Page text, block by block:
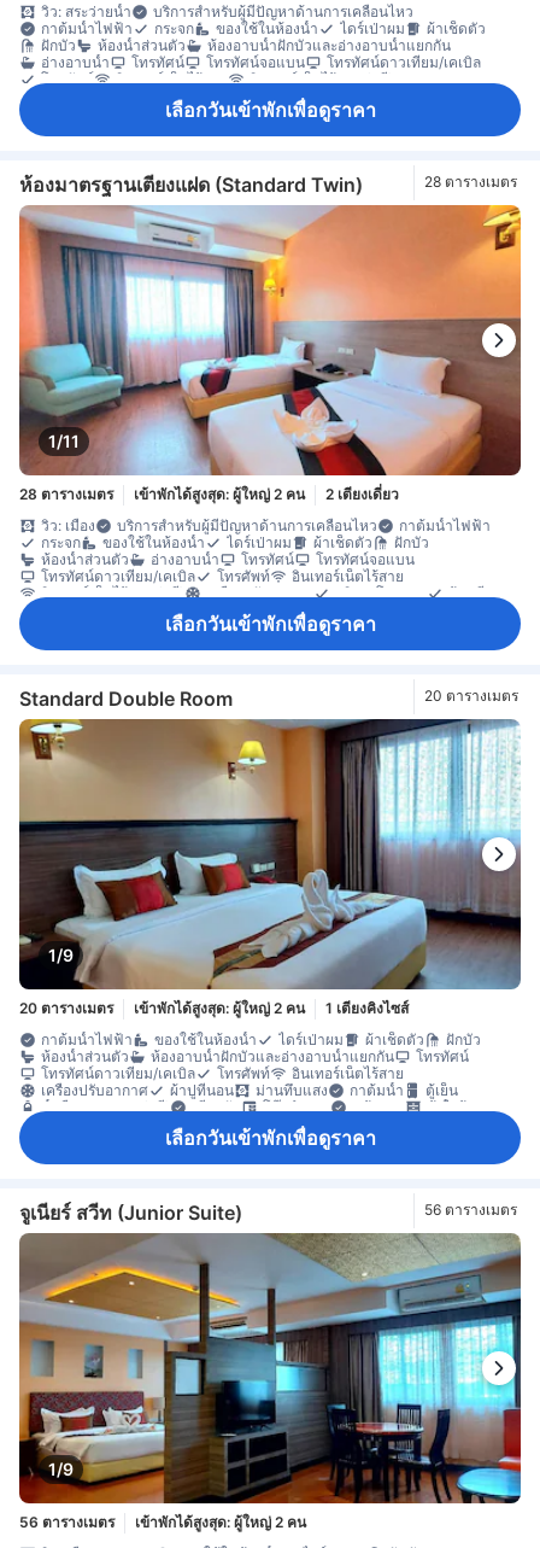
วิว: สระว่ายน้ำ
บริการสำหรับผู้มีปัญหาด้านการเคลื่อนไหว
กาต้มน้ำไฟฟ้า
กระจก ของใช้ในห้องน้ำ ไดร์เป่าผม
ผ้าเช็ดตัว
ฝักบัว
ห้องน้ำส่วนตัว
ห้องอาบน้ำฝักบัวและอ่างอาบน้ำแยกกัน
อ่างอาบน้ำ
โทรทัศน์ โทรทัศน์จอแบน
โทรทัศน์ดาวเทียม/เคเบิล
โทรศัพท์
อินเทอร์เน็ตไร้สาย
อินเทอร์เน็ตไร้สาย (ฟรี)
บริการโทรปลุก ผ้าปูที่นอน
กาต้มน้ำ
ตู้เย็น น้ำดื่มบรรจุขวด (ฟรี)
เลือกวันเข้าพักเพื่อดูราคา
ห้องมาตรฐานเตียงแฝด (Standard Twin) 28 ตารางเมตร
1/11
28 ตารางเมตร เข้าพักได้สูงสุด: ผู้ใหญ่ 2 คน
2 เตียงเดี่ยว
วิว: เมือง
บริการสำหรับผู้มีปัญหาด้านการเคลื่อนไหว
กาต้มน้ำไฟฟ้า
กระจก
ของใช้ในห้องน้ำ ไดร์เป่าผม ผ้าเช็ดตัว
ฝักบัว
ห้องน้ำส่วนตัว
อ่างอาบน้ำ โทรทัศน์
โทรทัศน์จอแบน
โทรทัศน์ดาวเทียม/เคเบิล
โทรศัพท์
อินเทอร์เน็ตไร้สาย
อินเทอร์เน็ตไร้สาย (ฟรี)
เครื่องปรับอากาศ บริการโทรปลุก
ผ้าปูที่นอน
เครื่องชงกาแฟ/ชา ตู้เย็น
มินิบาร์
พื้นที่นั่งเล่น หน้าต่าง ห้องเชื่อมถึงกัน
เลือกวันเข้าพักเพื่อดูราคา
Standard Double Room 20 ตารางเมตร
1/9
20 ตารางเมตร เข้าพักได้สูงสุด: ผู้ใหญ่ 2 คน
1 เตียงคิงไซส์
กาต้มน้ำไฟฟ้า
ของใช้ในห้องน้ำ ไดร์เป่าผม ผ้าเช็ดตัว
ฝักบัว
ห้องน้ำส่วนตัว
ห้องอาบน้ำฝักบัวและอ่างอาบน้ำแยกกัน
โทรทัศน์
โทรทัศน์ดาวเทียม/เคเบิล
โทรศัพท์
อินเทอร์เน็ตไร้สาย
เครื่องปรับอากาศ
ผ้าปูที่นอน ม่านทึบแสง กาต้มน้ำ
ตู้เย็น
น้ำดื่มบรรจุขวด (ฟรี)
เตียงพับ โต๊ะทำงาน หน้าต่าง
ตู้เสื้อผ้า
ตู้เซฟในห้องพัก
เลือกวันเข้าพักเพื่อดูราคา
จูเนียร์ สวีท (Junior Suite) 56 ตารางเมตร
1/9
56 ตารางเมตร
เข้าพักได้สูงสุด: ผู้ใหญ่ 2 คน